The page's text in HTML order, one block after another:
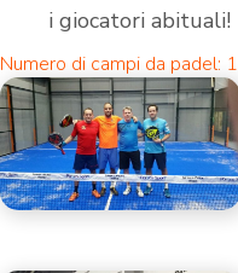
i giocatori abituali!
Numero di campi da padel: 1